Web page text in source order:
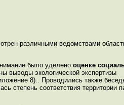
различными ведомствами
было уделено оценке
выводы экологической экспертизы
8).. Проводились также
степень соответствия территории